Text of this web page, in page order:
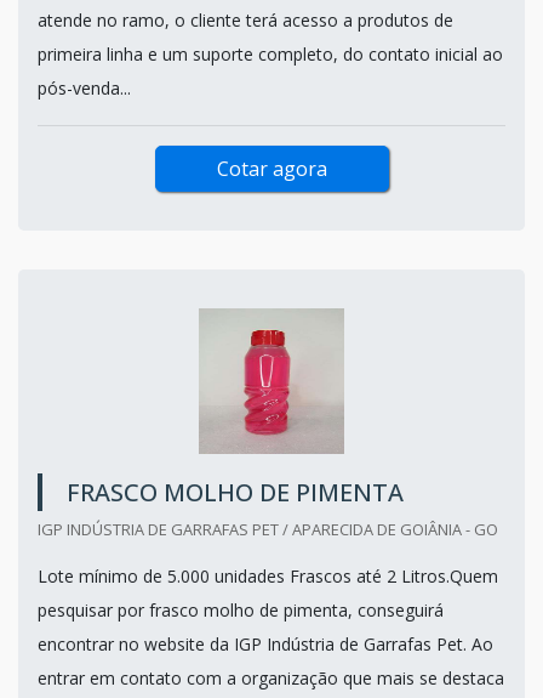
atende no ramo, o cliente terá acesso a produtos de
primeira linha e um suporte completo, do contato inicial ao
pós-venda...
Cotar agora
FRASCO MOLHO DE PIMENTA
IGP INDÚSTRIA DE GARRAFAS PET / APARECIDA DE GOIÂNIA - GO
Lote mínimo de 5.000 unidades Frascos até 2 Litros.Quem
pesquisar por frasco molho de pimenta, conseguirá
encontrar no website da IGP Indústria de Garrafas Pet. Ao
entrar em contato com a organização que mais se destaca